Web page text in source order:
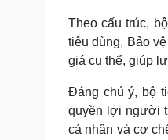
Theo cấu trúc,
tiêu dùng, Bảo
giá cụ thể, giúp
Đáng chú ý, bộ
quyền lợi người
cá nhân và cơ